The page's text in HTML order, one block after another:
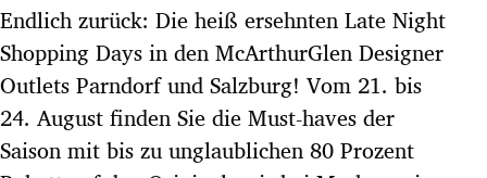
Untermenü
Untermenü
Endlich zurück: Die heiß ersehnten Late Night
Shopping Days in den McArthurGlen Designer
Outlets Parndorf und Salzburg! Vom 21. bis
24. August finden Sie die Must-haves der
Saison mit bis zu unglaublichen 80 Prozent